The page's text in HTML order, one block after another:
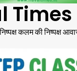
Times
निष्पक्ष कलम की निष्पक्ष